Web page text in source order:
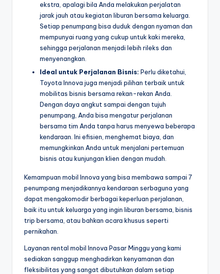
ekstra, apalagi bila Anda melakukan perjalatan
jarak jauh atau kegiatan liburan bersama keluarga.
Setiap penumpang bisa duduk dengan nyaman dan
mempunyai ruang yang cukup untuk kaki mereka,
sehingga perjalanan menjadi lebih rileks dan
menyenangkan.
Ideal untuk Perjalanan Bisnis: Perlu diketahui,
Toyota Innova juga menjadi pilihan terbaik untuk
mobilitas bisnis bersama rekan-rekan Anda.
Dengan daya angkut sampai dengan tujuh
penumpang, Anda bisa mengatur perjalanan
bersama tim Anda tanpa harus menyewa beberapa
kendaraan. Ini efisien, menghemat biaya, dan
memungkinkan Anda untuk menjalani pertemuan
bisnis atau kunjungan klien dengan mudah.
Kemampuan mobil Innova yang bisa membawa sampai 7
penumpang menjadikannya kendaraan serbaguna yang
dapat mengakomodir berbagai keperluan perjalanan,
baik itu untuk keluarga yang ingin liburan bersama, bisnis
trip bersama, atau bahkan acara khusus seperti
pernikahan.
Layanan rental mobil Innova Pasar Minggu yang kami
sediakan sanggup menghadirkan kenyamanan dan
fleksibilitas yang sangat dibutuhkan dalam setiap